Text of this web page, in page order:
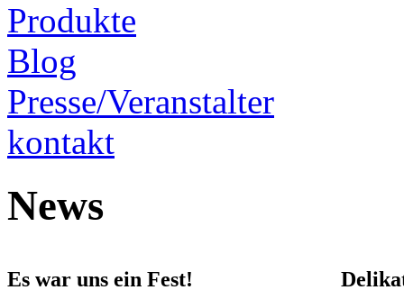
Produkte
Blog
Presse/Veranstalter
kontakt
News
Es war uns ein Fest!